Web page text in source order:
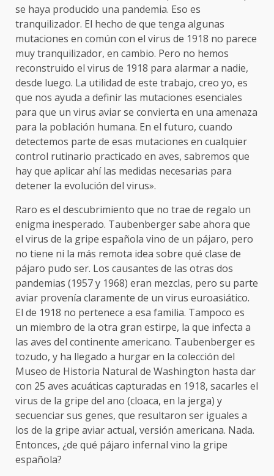
se haya producido una pandemia. Eso es
tranquilizador. El hecho de que tenga algunas
mutaciones en común con el virus de 1918 no parece
muy tranquilizador, en cambio. Pero no hemos
reconstruido el virus de 1918 para alarmar a nadie,
desde luego. La utilidad de este trabajo, creo yo, es
que nos ayuda a definir las mutaciones esenciales
para que un virus aviar se convierta en una amenaza
para la población humana. En el futuro, cuando
detectemos parte de esas mutaciones en cualquier
control rutinario practicado en aves, sabremos que
hay que aplicar ahí las medidas necesarias para
detener la evolución del virus».
Raro es el descubrimiento que no trae de regalo un
enigma inesperado. Taubenberger sabe ahora que
el virus de la gripe española vino de un pájaro, pero
no tiene ni la más remota idea sobre qué clase de
pájaro pudo ser. Los causantes de las otras dos
pandemias (1957 y 1968) eran mezclas, pero su parte
aviar provenía claramente de un virus euroasiático.
El de 1918 no pertenece a esa familia. Tampoco es
un miembro de la otra gran estirpe, la que infecta a
las aves del continente americano. Taubenberger es
tozudo, y ha llegado a hurgar en la colección del
Museo de Historia Natural de Washington hasta dar
con 25 aves acuáticas capturadas en 1918, sacarles el
virus de la gripe del ano (cloaca, en la jerga) y
secuenciar sus genes, que resultaron ser iguales a
los de la gripe aviar actual, versión americana. Nada.
Entonces, ¿de qué pájaro infernal vino la gripe
española?